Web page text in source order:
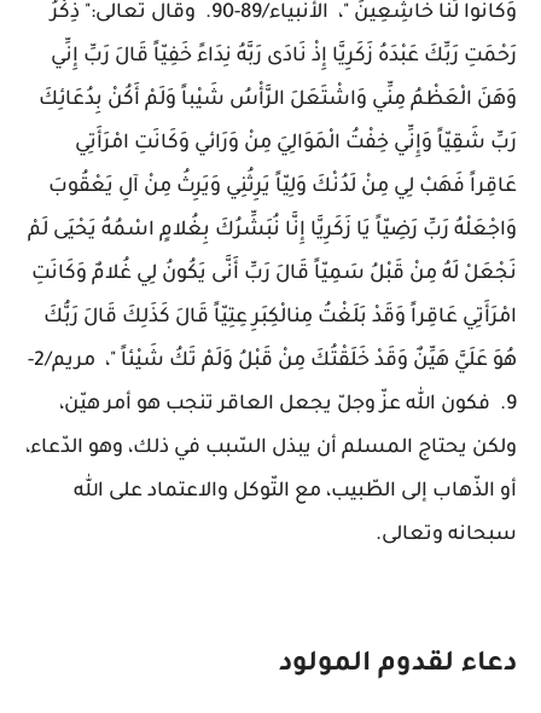
وَكَانُوا لَنَا خَاشِعِينَ "، الأنبياء/89-90. وقال تعالى:" ذِكْرُ
رَحْمَتِ رَبِّكَ عَبْدَهُ زَكَرِيَّا إِذْ نَادَى رَبَّهُ نِدَاءً خَفِيّاً قَالَ رَبِّ إِنِّي
وَهَنَ الْعَظْمُ مِنِّي وَاشْتَعَلَ الرَّأْسُ شَيْباً وَلَمْ أَكُنْ بِدُعَائِكَ
رَبِّ شَقِيّاً وَإِنِّي خِفْتُ الْمَوَالِيَ مِنْ وَرَائي وَكَانَتِ امْرَأَتِي
عَاقِراً فَهَبْ لِي مِنْ لَدُنْكَ وَلِيّاً يَرِثُنِي وَيَرِثُ مِنْ آلِ يَعْقُوبَ
وَاجْعَلْهُ رَبِّ رَضِيّاً يَا زَكَرِيَّا إِنَّا نُبَشِّرُكَ بِغُلامٍ اسْمُهُ يَحْيَى لَمْ
نَجْعَلْ لَهُ مِنْ قَبْلُ سَمِيّاً قَالَ رَبِّ أَنَّى يَكُونُ لِي غُلامٌ وَكَانَتِ
امْرَأَتِي عَاقِراً وَقَدْ بَلَغْتُ مِنالْكِبَرِ عِتِيّاً قَالَ كَذَلِكَ قَالَ رَبُّكَ
هُوَ عَلَيَّ هَيِّنٌ وَقَدْ خَلَقْتُكَ مِنْ قَبْلُ وَلَمْ تَكُ شَيْئاً "، مريم/2-
9. فكون الله عزّ وجلّ يجعل العاقر تنجب هو أمر هيّن،
ولكن يحتاج المسلم أن يبذل السّبب في ذلك، وهو الدّعاء،
أو الذّهاب إلى الطّبيب، مع التّوكل والاعتماد على الله
سبحانه وتعالى.
دعاء لقدوم المولود